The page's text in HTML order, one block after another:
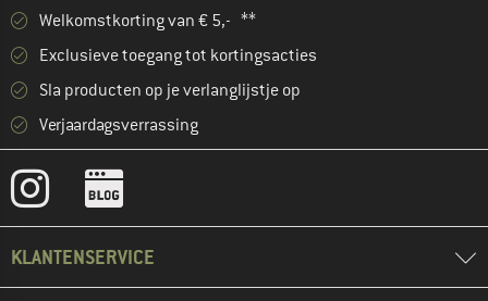
Welkomstkorting van € 5,- **
Exclusieve toegang tot kortingsacties
Sla producten op je verlanglijstje op
Verjaardagsverrassing
KLANTENSERVICE